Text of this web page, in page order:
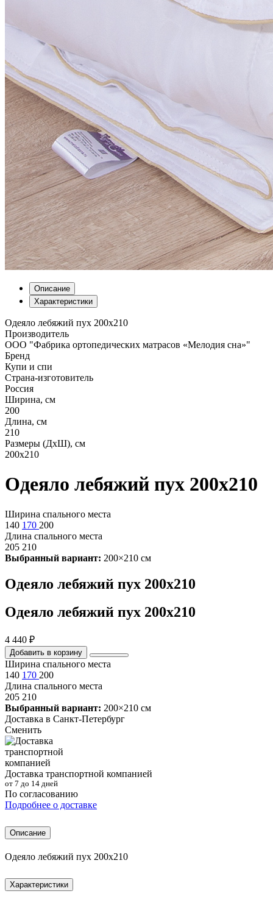
Описание
Характеристики
Одеяло лебяжий пух 200х210
Производитель
ООО "Фабрика ортопедических матрасов «Мелодия сна»"
Бренд
Купи и спи
Страна-изготовитель
Россия
Ширина, см
200
Длина, см
210
Размеры (ДхШ), см
200х210
Одеяло лебяжий пух 200х210
Ширина спального места
140 170 200
Длина спального места
205 210
Выбранный вариант: 200×210 см
Одеяло лебяжий пух 200х210
Одеяло лебяжий пух 200х210
4 440 ₽
Добавить в корзину
Ширина спального места
140 170 200
Длина спального места
205 210
Выбранный вариант: 200×210 см
Доставка в Санкт-Петербург
Сменить
Доставка транспортной компанией
от 7 до 14 дней
По согласованию
Подробнее о доставке
Описание
Одеяло лебяжий пух 200х210
Характеристики